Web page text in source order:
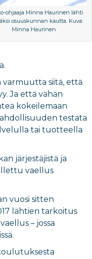
ohjaaja Minna Haurinen lähti
osuuskunnan kautta. Kuva:
Minna Haurinen
varmuutta siitä, että
Ja että vähän
kokeilemaan
testata
tai tuotteella
järjestäjistä ja
vaellus
vuosi sitten
lähtien tarkoitus
– jossa